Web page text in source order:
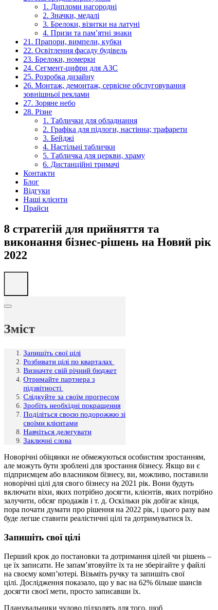
1. Дипломи нагородні
2. Значки, медалі
3. Брелоки, візитки на латуні
4. Призи та пам’ятні знаки
21. Прапори, вимпели, кубки
22. Освітлення фасаду будівель
23. Брелоки, номерки
24. Сегмент-цифри для АЗС
25. Розробка дизайну
26. Монтаж, демонтаж, сервісне обслуговування
зовнішньої реклами
27. Зоряне небо
28. Різне
1. Таблички для обладнання
2. Графіка для підлоги, настінна; трафарети
3. Бейджі
4. Настільні таблички
5. Табличка для церкви, храму
6. Дистанційні тримачі
Контакти
Блог
Відгуки
Наші клієнти
Прайси
8 стратегій для прийняття та
виконання бізнес-рішень на Новий рік
2022
Зміст
Запишіть свої цілі
Розбивати цілі по кварталах
Визначте свій річний бюджет
Отримайте партнера з
підзвітності
Слідкуйте за своїм прогресом
Зробіть необхідні покращення
Поділіться своєю подорожжю зі
своїми клієнтами
Навчіться делегувати
Заключні слова
Новорічні обіцянки не обмежуються особистим зростанням,
але можуть бути зроблені для зростання бізнесу. Якщо ви є
підприємцем або власником бізнесу, ви, можливо, поставили
новорічні цілі для свого бізнесу на 2021 рік. Вони будуть
включати віхи, яких потрібно досягти, клієнтів, яких потрібно
залучити, обсяг продажів і т. д. Оскільки рік добігає кінця,
пора почати думати про рішення на 2022 рік, і цього разу вам
буде легше ставити реалістичні цілі та дотримуватися їх.
Запишіть свої цілі
Перший крок до постановки та дотримання цілей чи рішень –
це їх записати. Не запам’ятовуйте їх та не зберігайте у файлі
на своєму комп’ютері. Візьміть ручку та запишіть свої
цілі. Дослідження показало, що у вас на 62% більше шансів
досягти своєї мети, просто записавши їх.
Планувальники чудово підходять для того, щоб